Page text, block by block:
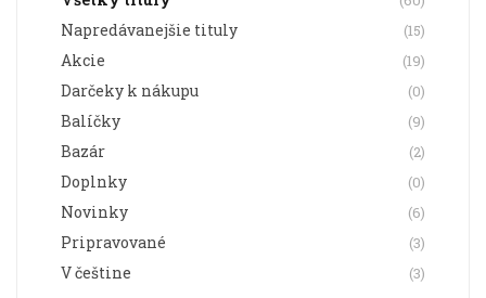
Napredávanejšie tituly (15)
Akcie (19)
Darčeky k nákupu (0)
Balíčky (9)
Bazár (2)
Doplnky (0)
Novinky (6)
Pripravované (3)
V češtine (3)